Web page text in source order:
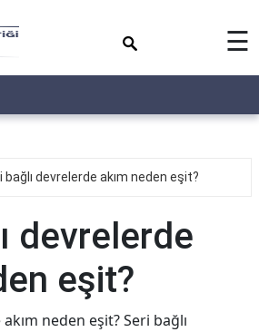
☰
bağlı devrelerde akım neden eşit?
devrelerde
eşit?
neden eşit? Seri bağlı